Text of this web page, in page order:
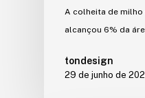
A colheita de milho
alcançou 6% da
tondesign
29 de junho de